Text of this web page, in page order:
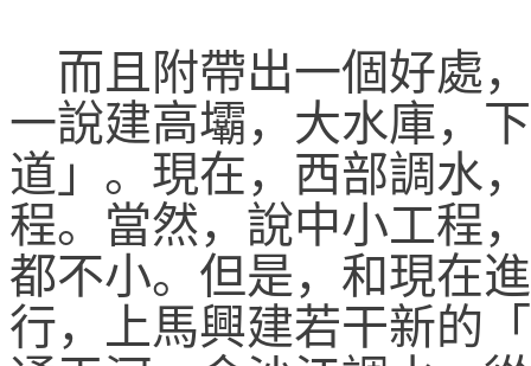
而且附帶出一個好處，
一說建高壩，大水庫，
道」。現在，西部調水
程。當然，說中小工程
都不小。但是，和現在
行，上馬興建若干新的